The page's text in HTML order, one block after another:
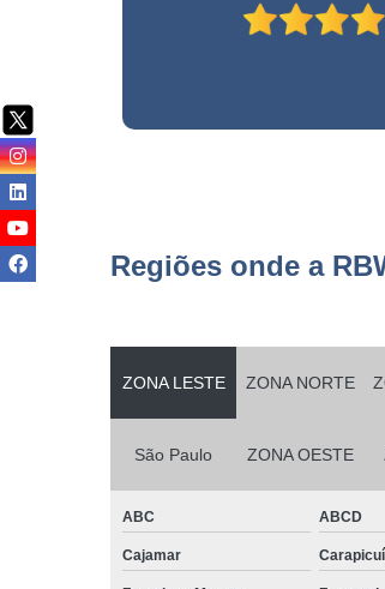
Regiões onde a
ZONA LESTE ZONA NORTE
São Paulo ZONA OESTE
ABC ABCD
Cajamar